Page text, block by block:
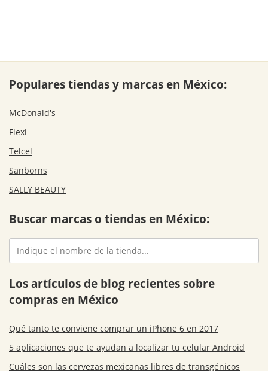
Populares tiendas y marcas en México:
McDonald's
Flexi
Telcel
Sanborns
SALLY BEAUTY
Buscar marcas o tiendas en México:
Los artículos de blog recientes sobre
compras en México
Qué tanto te conviene comprar un iPhone 6 en 2017
5 aplicaciones que te ayudan a localizar tu celular Android
Cuáles son las cervezas mexicanas libres de transgénicos